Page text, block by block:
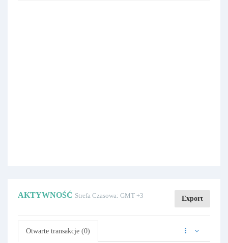
AKTYWNOŚĆ Strefa Czasowa: GMT +3 Export
Otwarte transakcje (0)